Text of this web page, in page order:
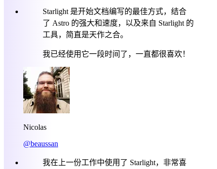
Starlight 是开始文档编写的最佳方式，结合
了 Astro 的强大和速度，以及来自 Starlight 的
工具，简直是天作之合。
我已经使用它一段时间了，一直都很喜欢！
Nicolas
@beaussan
我在上一份工作中使用了 Starlight，非常喜